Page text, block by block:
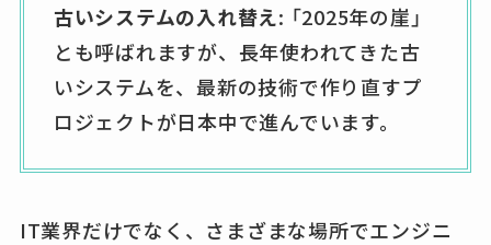
古いシステムの入れ替え: 「2025年の崖」
とも呼ばれますが、長年使われてきた古
いシステムを、最新の技術で作り直すプ
ロジェクトが日本中で進んでいます。
IT業界だけでなく、さまざまな場所でエンジニ